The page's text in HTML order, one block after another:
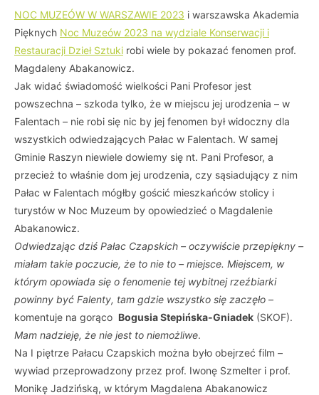
NOC MUZEÓW W WARSZAWIE 2023 i warszawska Akademia
Pięknych Noc Muzeów 2023 na wydziale Konserwacji i
Restauracji Dzieł Sztuki robi wiele by pokazać fenomen prof.
Magdaleny Abakanowicz.
Jak widać świadomość wielkości Pani Profesor jest
powszechna – szkoda tylko, że w miejscu jej urodzenia – w
Falentach – nie robi się nic by jej fenomen był widoczny dla
wszystkich odwiedzających Pałac w Falentach. W samej
Gminie Raszyn niewiele dowiemy się nt. Pani Profesor, a
przecież to właśnie dom jej urodzenia, czy sąsiadujący z nim
Pałac w Falentach mógłby gościć mieszkańców stolicy i
turystów w Noc Muzeum by opowiedzieć o Magdalenie
Abakanowicz.
Odwiedzając dziś Pałac Czapskich – oczywiście przepiękny –
miałam takie poczucie, że to nie to – miejsce. Miejscem, w
którym opowiada się o fenomenie tej wybitnej rzeźbiarki
powinny być Falenty, tam gdzie wszystko się zaczęło –
komentuje na gorąco Bogusia Stepińska-Gniadek (SKOF).
Mam nadzieję, że nie jest to niemożliwe.
Na I piętrze Pałacu Czapskich można było obejrzeć film –
wywiad przeprowadzony przez prof. Iwonę Szmelter i prof.
Monikę Jadzińską, w którym Magdalena Abakanowicz